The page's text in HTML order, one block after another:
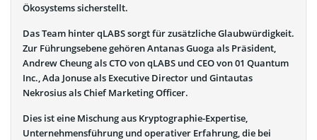
Ökosystems sicherstellt.
Das Team hinter qLABS sorgt für zusätzliche Glaubwürdigkeit.
Zur Führungsebene gehören Antanas Guoga als Präsident,
Andrew Cheung als CTO von qLABS und CEO von 01 Quantum
Inc., Ada Jonuse als Executive Director und Gintautas
Nekrosius als Chief Marketing Officer.
Dies ist eine Mischung aus Kryptographie-Expertise,
Unternehmensführung und operativer Erfahrung, die bei